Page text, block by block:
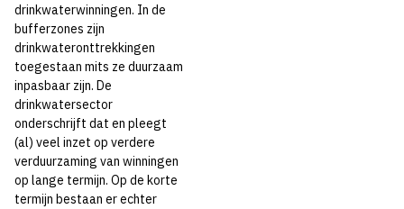
Thema's:
Drinkwaterbronnen en ondergrond
Drinkwaterbronnen en opkomende stoffen
drinkwaterwinningen. In de
bufferzones zijn
drinkwateronttrekkingen
toegestaan mits ze duurzaam
inpasbaar zijn. De
drinkwatersector
onderschrijft dat en pleegt
(al) veel inzet op verdere
verduurzaming van winningen
op lange termijn. Op de korte
termijn bestaan er echter